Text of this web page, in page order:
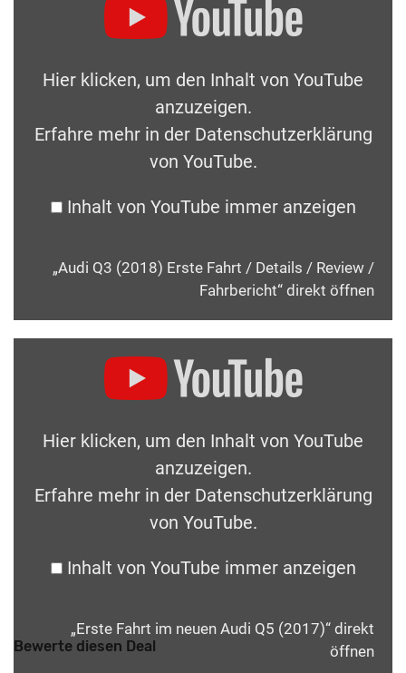
Hier klicken, um den Inhalt von YouTube
anzuzeigen.
Erfahre mehr in der Datenschutzerklärung
von YouTube.
Inhalt von YouTube immer anzeigen
„Audi Q3 (2018) Erste Fahrt / Details / Review /
Fahrbericht“ direkt öffnen
Hier klicken, um den Inhalt von YouTube
anzuzeigen.
Erfahre mehr in der Datenschutzerklärung
von YouTube.
Inhalt von YouTube immer anzeigen
„Erste Fahrt im neuen Audi Q5 (2017)“ direkt
öffnen
Bewerte diesen Deal